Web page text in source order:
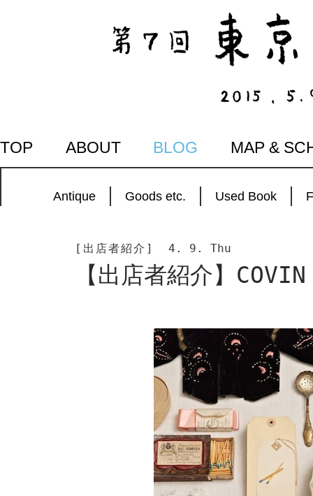
TOP ABOUT BLOG MAP &
Antique Goods etc. Used Book
[出店者紹介] 4. 9. Thu
【出店者紹介】